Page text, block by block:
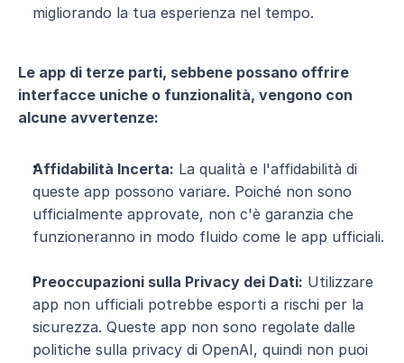
migliorando la tua esperienza nel tempo.
Le app di terze parti, sebbene possano offrire
interfacce uniche o funzionalità, vengono con
alcune avvertenze:
Affidabilità Incerta: La qualità e l'affidabilità di
queste app possono variare. Poiché non sono
ufficialmente approvate, non c'è garanzia che
funzioneranno in modo fluido come le app ufficiali.
Preoccupazioni sulla Privacy dei Dati: Utilizzare
app non ufficiali potrebbe esporti a rischi per la
sicurezza. Queste app non sono regolate dalle
politiche sulla privacy di OpenAI, quindi non puoi